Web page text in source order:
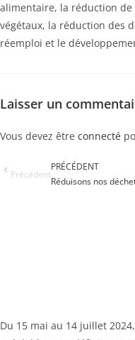
alimentaire, la réduction
végétaux, la réduction des
réemploi et le
Laisser un
Vous devez être connecté
Précédent
PRÉCÉDENT
Du 15 mai au 14 juillet